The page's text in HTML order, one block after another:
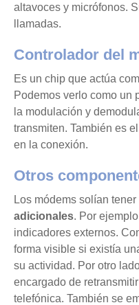
altavoces y micrófonos.
llamadas.
Controlador del
Es un chip que actúa
Podemos verlo como un
la modulación y
transmiten. También es
en la conexión.
Otros
Los módems solían
adicionales. Por
indicadores externos.
forma visible si existía
su actividad. Por otro
encargado de
telefónica. También se